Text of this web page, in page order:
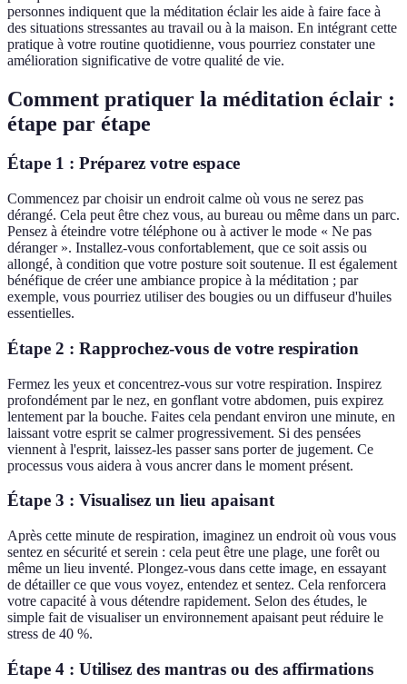
personnes indiquent que la méditation éclair les aide à faire face à
des situations stressantes au travail ou à la maison. En intégrant cette
pratique à votre routine quotidienne, vous pourriez constater une
amélioration significative de votre qualité de vie.
Comment pratiquer la méditation éclair :
étape par étape
Étape 1 : Préparez votre espace
Commencez par choisir un endroit calme où vous ne serez pas
dérangé. Cela peut être chez vous, au bureau ou même dans un parc.
Pensez à éteindre votre téléphone ou à activer le mode « Ne pas
déranger ». Installez-vous confortablement, que ce soit assis ou
allongé, à condition que votre posture soit soutenue. Il est également
bénéfique de créer une ambiance propice à la méditation ; par
exemple, vous pourriez utiliser des bougies ou un diffuseur d'huiles
essentielles.
Étape 2 : Rapprochez-vous de votre respiration
Fermez les yeux et concentrez-vous sur votre respiration. Inspirez
profondément par le nez, en gonflant votre abdomen, puis expirez
lentement par la bouche. Faites cela pendant environ une minute, en
laissant votre esprit se calmer progressivement. Si des pensées
viennent à l'esprit, laissez-les passer sans porter de jugement. Ce
processus vous aidera à vous ancrer dans le moment présent.
Étape 3 : Visualisez un lieu apaisant
Après cette minute de respiration, imaginez un endroit où vous vous
sentez en sécurité et serein : cela peut être une plage, une forêt ou
même un lieu inventé. Plongez-vous dans cette image, en essayant
de détailler ce que vous voyez, entendez et sentez. Cela renforcera
votre capacité à vous détendre rapidement. Selon des études, le
simple fait de visualiser un environnement apaisant peut réduire le
stress de 40 %.
Étape 4 : Utilisez des mantras ou des affirmations